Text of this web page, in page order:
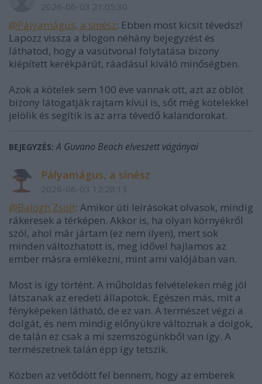
2026-06-03 21:05:30
@Pályamágus, a sínész: Ebben most kicsit tévedsz!
Lapozz vissza a blogon néhány bejegyzést és
láthatod, hogy a vasútvonal folytatása bizony
kiépített kerékpárút, ráadásul kiváló minőségben.
Azok a kötelek sem 100 éve vannak ott, azt az öblöt
bizony látogatják rajtam kívül is, sőt még kötelekkel
jelölik és segítik is az arra tévedő kalandorokat.
BEJEGYZÉS:A Guvano Beach elveszett vágányai
Pályamágus, a sínész
2026-06-03 12:28:13
@Balogh Zsolt: Amikor úti leírásokat olvasok, mindig
rákeresek a térképen. Akkor is, ha olyan környékről
szól, ahol már jártam (ez nem ilyen), mert sok
minden változhatott is, meg idővel hajlamos az
ember másra emlékezni, mint ami valójában van.
Most is így történt. A műholdas felvételeken még jól
látszanak az eredeti állapotok. Egészen más, mit a
fényképeken látható, de ez van. A természet végzi a
dolgát, és nem mindig előnyükre változnak a dolgok,
de talán ez csak a mi szemszögünkből van így. A
természetnek talán épp így tetszik.
Közben az vetődött fel bennem, hogy az emberek